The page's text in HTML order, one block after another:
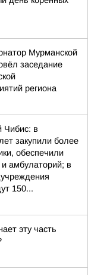
Мурманской
заседание
региона
Чибис: в
закупили более
обеспечили
амбулаторий; в
150...
эту часть